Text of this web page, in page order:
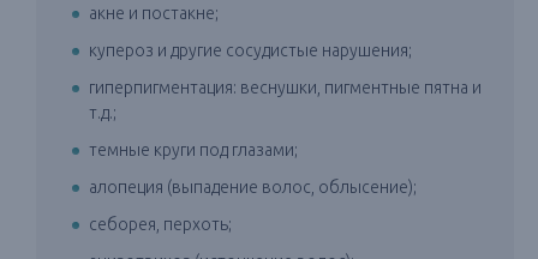
акне и постакне;
купероз и другие сосудистые нарушения;
гиперпигментация: веснушки, пигментные пятна и
т.д.;
темные круги под глазами;
алопеция (выпадение волос, облысение);
себорея, перхоть;